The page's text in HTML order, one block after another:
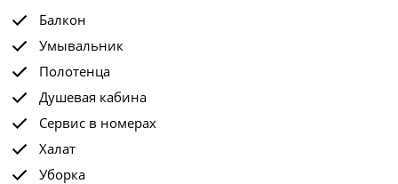
Балкон
Умывальник
Полотенца
Душевая кабина
Сервис в номерах
Халат
Уборка